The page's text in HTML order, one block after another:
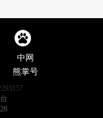
中网
熊掌号